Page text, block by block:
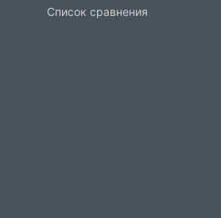
Список сравнения